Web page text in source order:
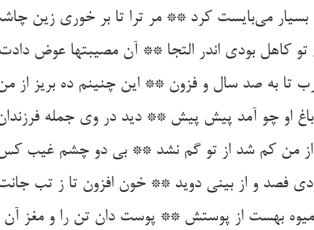
می‌بایست کرد ** مر ترا تا بر خوری زین
کاهل بودی اندر التجا ** آن مصیبتها عوض
تا به صد سال و فزون ** این چنینم ده بریز از
باغ او چو آمد پیش پیش ** دید در وی جمله
من کم شد از تو گم نشد ** بی دو چشم غیب
فصد و از بینی دوید ** خون افزون تا ز تب
بهست از پوستش ** پوست دان تن را و مغز